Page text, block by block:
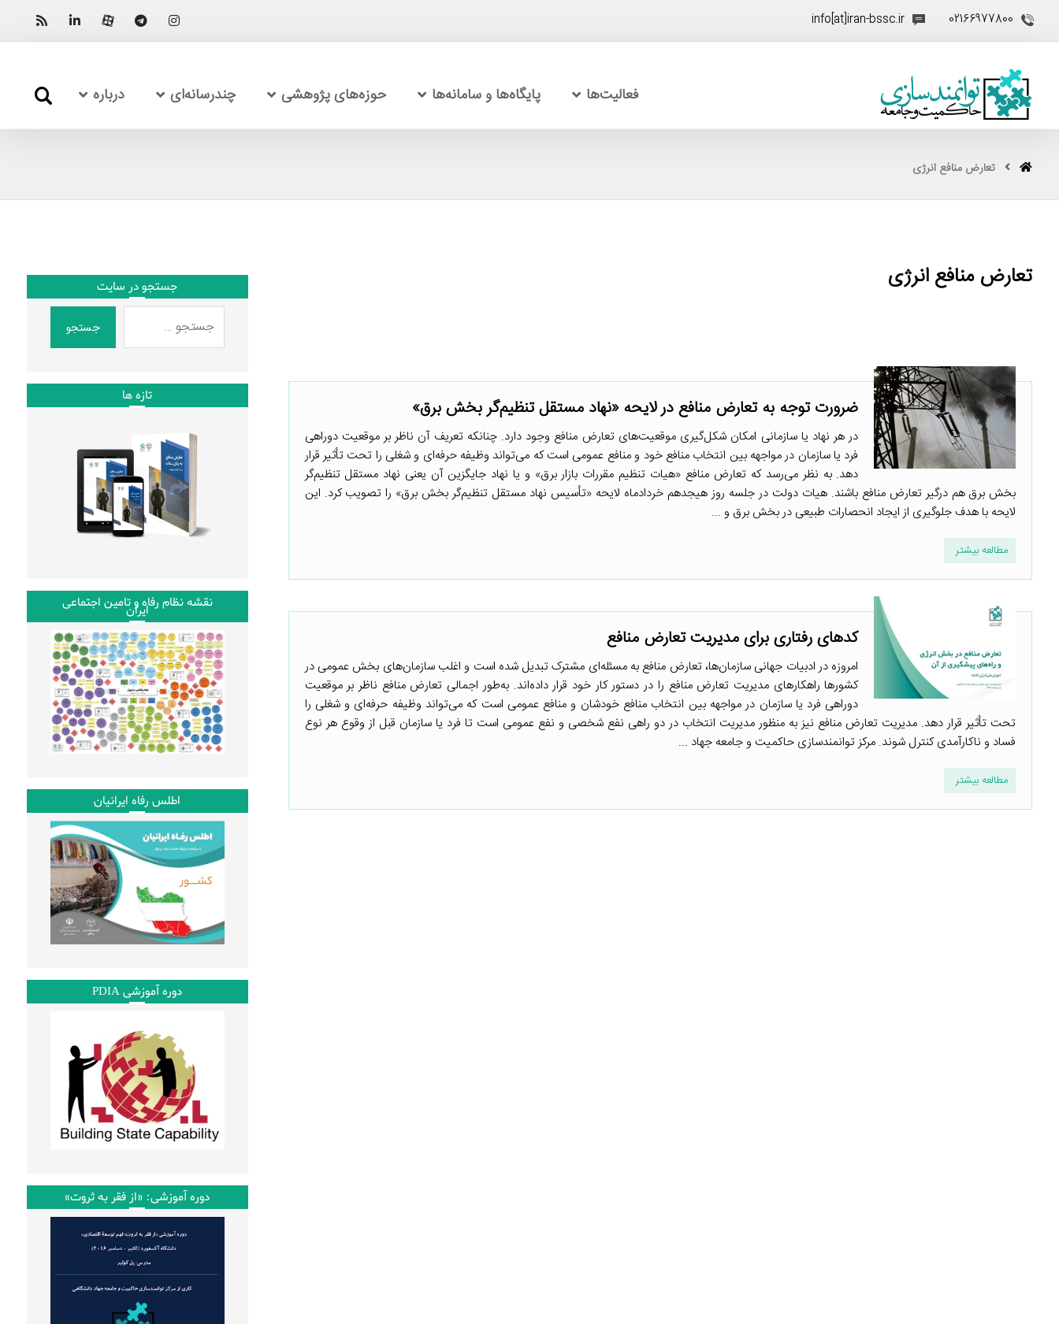
02166977800
info[at]iran-bssc.ir
فعالیت‌ها پایگاه‌ها و سامانه‌ها حوزه‌های پژوهشی چندرسانه‌ای درباره
تعارض منافع انرژی
تعارض منافع انرژی
ضرورت توجه به تعارض منافع در لایحه «نهاد مستقل تنظیم‌گر بخش برق»
در هر نهاد یا سازمانی امکان شکل‌گیری موقعیت‌های تعارض منافع وجود دارد. چنانکه تعریف آن ناظر بر موقعیت دوراهی
فرد یا سازمان در مواجهه بین انتخاب منافع خود و منافع عمومی است که می‌تواند وظیفه حرفه‌ای و شغلی را تحت تأثیر قرار
دهد. به نظر می‌رسد که تعارض منافع «هیات تنظیم مقررات بازار برق» و یا نهاد جایگزین آن یعنی نهاد مستقل تنظیم‌گر
بخش برق هم درگیر تعارض منافع باشند. هیات دولت در جلسه روز هیجدهم خردادماه لایحه «تأسیس نهاد مستقل تنظیم‌گر بخش برق» را تصویب کرد. این
لایحه با هدف جلوگیری از ایجاد انحصارات طبیعی در بخش برق و ...
مطالعه بیشتر
کدهای رفتاری برای مدیریت تعارض منافع
امروزه در ادبیات جهانی سازمان‌ها، تعارض منافع به مسئله‌ای مشترک تبدیل شده است و اغلب سازمان‌های بخش عمومی در
کشورها راهکارهای مدیریت تعارض منافع را در دستور کار خود قرار داده‌اند. به‌طور اجمالی تعارض منافع ناظر بر موقعیت
دوراهی فرد یا سازمان در مواجهه بین انتخاب منافع خودشان و منافع عمومی است که می‌تواند وظیفه حرفه‌ای و شغلی را
تحت تأثیر قرار دهد. مدیریت تعارض منافع نیز به منظور مدیریت انتخاب در دو راهی نفع شخصی و نفع عمومی است تا فرد یا سازمان قبل از وقوع هر نوع
فساد و ناکارآمدی کنترل شوند. مرکز توانمندسازی حاکمیت و جامعه جهاد ...
مطالعه بیشتر
جستجو در سایت
جستجو
تازه ها
نقشه نظام رفاه و تامین اجتماعی
ایران
اطلس رفاه ایرانیان
دوره آموزشی PDIA
دوره آموزشی: «از فقر به ثروت»